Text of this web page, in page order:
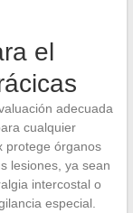
el
adecuada
cualquier
protege órganos
lesiones, ya sean
intercostal o
especial.